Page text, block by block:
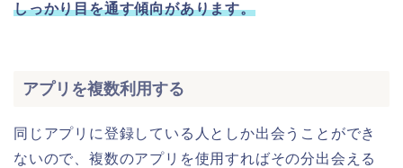
しっかり目を通す傾向があります。
アプリを複数利用する
同じアプリに登録している人としか出会うことができ
ないので、複数のアプリを使用すればその分出会える